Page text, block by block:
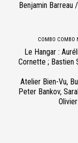
Benjamin
COMBO COMBO
Le Hangar :
Cornette ; Bastien
Atelier Bien-Vu,
Peter Bankov,